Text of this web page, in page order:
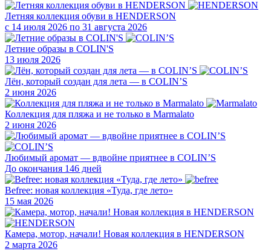
Летняя коллекция обуви в HENDERSON
с 14 июля 2026 по 31 августа 2026
Летние образы в COLIN'S
13 июля 2026
Лён, который создан для лета — в COLIN’S
2 июня 2026
Коллекция для пляжа и не только в Marmalato
2 июня 2026
Любимый аромат — вдвойне приятнее в COLIN’S
До окончания 146 дней
Befree: новая коллекция «Туда, где лето»
15 мая 2026
Камера, мотор, начали! Новая коллекция в HENDERSON
2 марта 2026